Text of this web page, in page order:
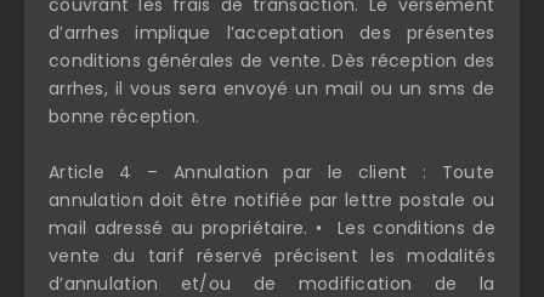
couvrant les frais de transaction. Le versement
d’arrhes implique l’acceptation des présentes
conditions générales de vente. Dès réception des
arrhes, il vous sera envoyé un mail ou un sms de
bonne réception.
Article 4 – Annulation par le client : Toute
annulation doit être notifiée par lettre postale ou
mail adressé au propriétaire. • Les conditions de
vente du tarif réservé précisent les modalités
d’annulation et/ou de modification de la